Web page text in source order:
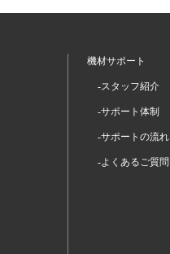
機材サポート
-スタッフ紹介
-サポート体制
-サポートの流れ
-よくあるご質問